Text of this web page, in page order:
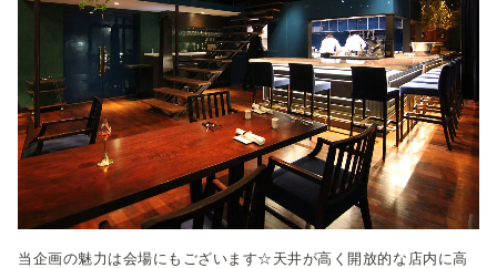
当企画の魅力は会場にもございます☆天井が高く開放的な店内に高